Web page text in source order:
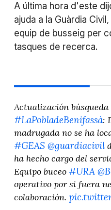
A última hora d'este
ajuda a la Guàrdia
equip de busseig per
tasques de recerca.
Actualización búsqueda
#LaPobladeBenifassà:
madrugada no se ha
#GEAS @guardiacivil
ha hecho cargo del
Equipo buceo #URA
operativo por si fuera
colaboración.